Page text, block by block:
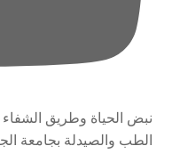
نبض الحياة وطريق الشفاء
الطب والصيدلة بجامعة